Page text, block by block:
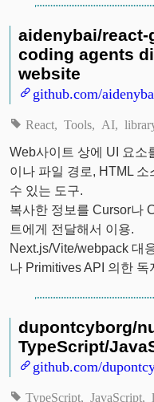
aidenybai/
coding agents
website
github.com/
React Tools AI
Web사이트 상에 UI 요소
이나 파일 경로, HTML
수 있는 도구.
복사한 정보를 Cursor나
트에게 전달해서 이용.
Next.js/Vite/webpack 대
나 Primitives API 의한 독
dupontcyborg/
TypeScript/
github.com/
TypeScript JavaScript